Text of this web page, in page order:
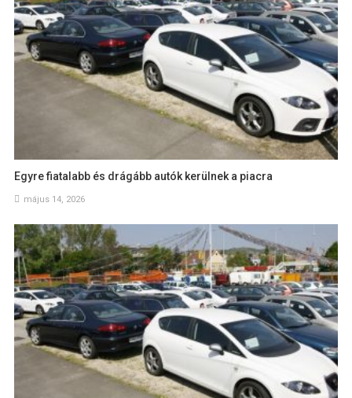
Egyre fiatalabb és drágább autók kerülnek a piacra
május 14, 2026